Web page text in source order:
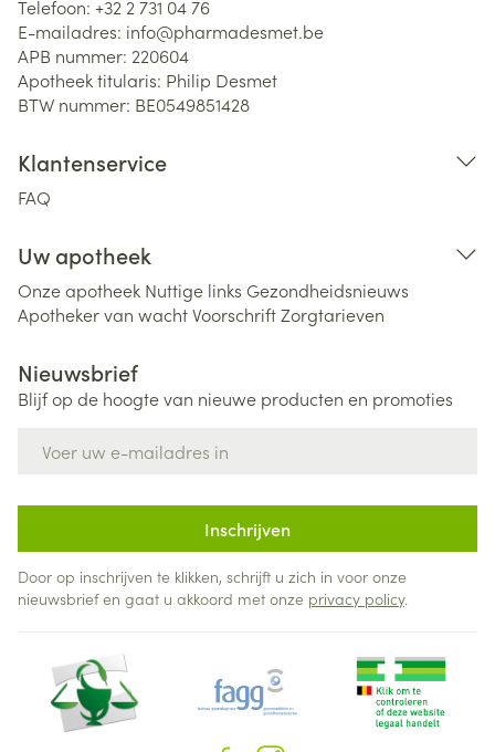
Telefoon: +32 2 731 04 76
E-mailadres: info@pharmadesmet.be
APB nummer: 220604
Apotheek titularis: Philip Desmet
BTW nummer: BE0549851428
Klantenservice
FAQ
Uw apotheek
Onze apotheek Nuttige links Gezondheidsnieuws
Apotheker van wachtVoorschriftZorgtarieven
Nieuwsbrief
Blijf op de hoogte van nieuwe producten en promoties
Inschrijven
Door op inschrijven te klikken, schrijft u zich in voor onze
nieuwsbrief en gaat u akkoord met onze privacy policy.